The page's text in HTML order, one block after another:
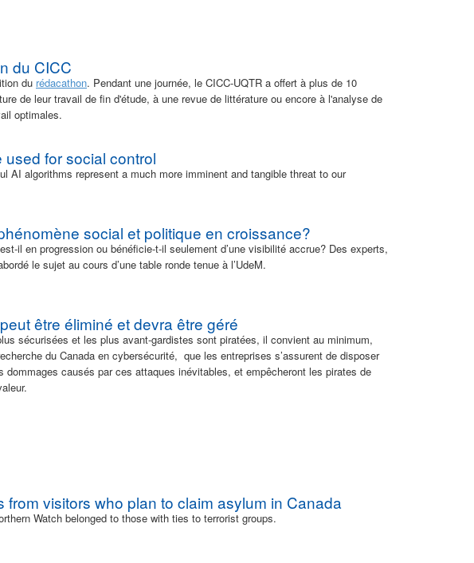
du CICC
du rédacathon. Pendant une journée, le CICC-UQTR a offert à plus de 10
de leur travail de fin d'étude, à une revue de littérature ou encore à l'analyse de
optimales.
for social control
AI algorithms represent a much more imminent and tangible threat to our
social et politique en croissance?
il en progression ou bénéficie-t-il seulement d’une visibilité accrue? Des experts,
le sujet au cours d’une table ronde tenue à l’UdeM.
être éliminé et devra être géré
sécurisées et les plus avant-gardistes sont piratées, il convient au minimum,
du Canada en cybersécurité, que les entreprises s’assurent de disposer
dommages causés par ces attaques inévitables, et empêcheront les pirates de
visitors who plan to claim asylum in Canada
Watch belonged to those with ties to terrorist groups.